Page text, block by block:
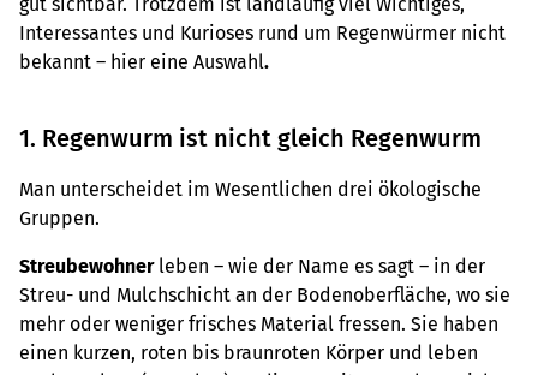
Interessantes und Kurioses rund um Regenwürmer nicht
bekannt – hier eine Auswahl.
1. Regenwurm ist nicht gleich Regenwurm
Man unterscheidet im Wesentlichen drei ökologische
Gruppen.
Streubewohnerleben – wie der Name es sagt – in der
Streu- und Mulchschicht an der Bodenoberfläche, wo sie
mehr oder weniger frisches Material fressen. Sie haben
einen kurzen, roten bis braunroten Körper und leben